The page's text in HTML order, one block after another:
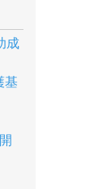
成
基